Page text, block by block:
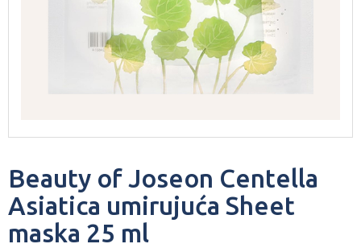
Beauty of Joseon Centella
Asiatica umirujuća Sheet
maska 25 ml